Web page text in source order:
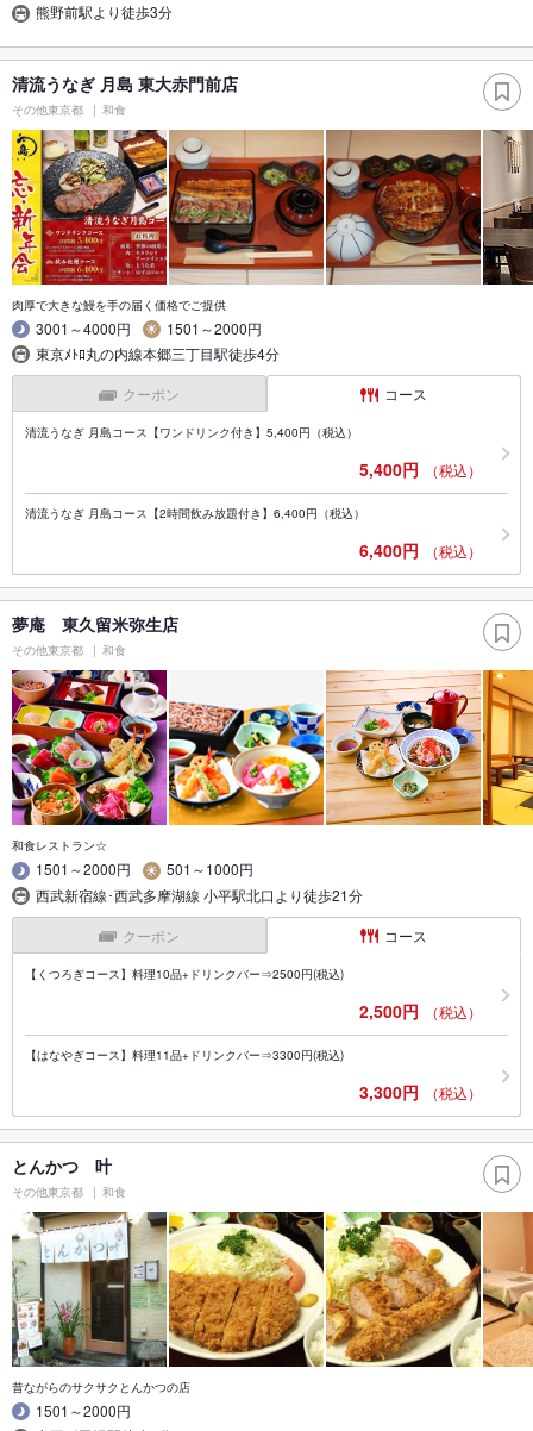
熊野前駅より徒歩3分
清流うなぎ 月島 東大赤門前店
その他東京都 和食
肉厚で大きな鰻を手の届く価格でご提供
3001～4000円
1501～2000円
東京ﾒﾄﾛ丸の内線本郷三丁目駅徒歩4分
クーポン コース
清流うなぎ 月島コース【ワンドリンク付き】5,400円（税込）
5,400円 （税込）
清流うなぎ 月島コース【2時間飲み放題付き】6,400円（税込）
6,400円 （税込）
夢庵 東久留米弥生店
その他東京都 和食
和食レストラン☆
1501～2000円
501～1000円
西武新宿線･西武多摩湖線 小平駅北口より徒歩21分
クーポン コース
【くつろぎコース】料理10品+ドリンクバー⇒2500円(税込)
2,500円 （税込）
【はなやぎコース】料理11品+ドリンクバー⇒3300円(税込)
3,300円 （税込）
とんかつ 叶
その他東京都 和食
昔ながらのサクサクとんかつの店
1501～2000円